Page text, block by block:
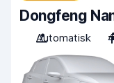
Dongfeng
Automatisk
4